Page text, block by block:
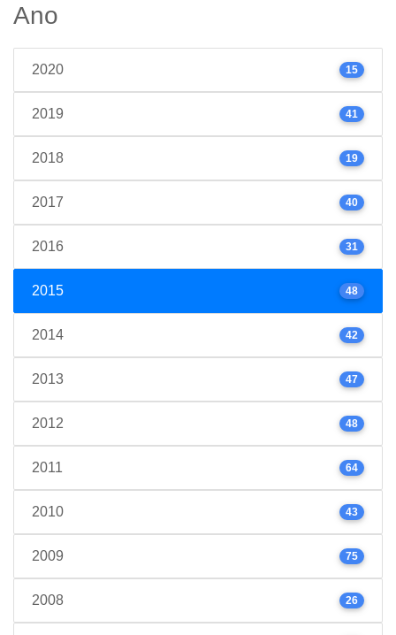
Ano
2020 15
2019 41
2018 19
2017 40
2016 31
2015 48
2014 42
2013 47
2012 48
2011 64
2010 43
2009 75
2008 26